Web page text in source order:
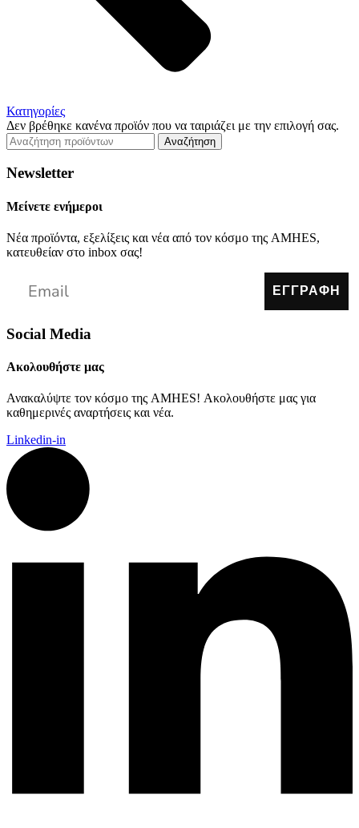
Κατηγορίες
Δεν βρέθηκε κανένα προϊόν που να ταιριάζει με την επιλογή σας.
Αναζήτηση
Newsletter
Μείνετε ενήμεροι
Νέα προϊόντα, εξελίξεις και νέα από τον κόσμο της AMHES,
κατευθείαν στο inbox σας!
ΕΓΓΡΑΦΗ
Social Media
Ακολουθήστε μας
Ανακαλύψτε τον κόσμο της AMHES! Ακολουθήστε μας για
καθημερινές αναρτήσεις και νέα.
Linkedin-in